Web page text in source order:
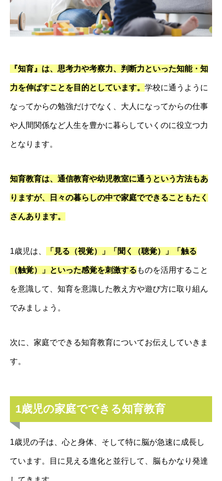
『知育』は、 思考力や考察力、判断力といった知能・知
力を伸ばすことを目的としています。 学校に通うように
なってからの勉強だけでなく、大人になってからの仕事
や人間関係など人生を豊かに暮らしていくのに役立つ力
となります。
知育教育は、通信教育や幼児教室に通うという方法もあ
りますが、日々の暮らしの中で家庭でできることもたく
さんあります。
1歳児は、 「見る（視覚）」「聞く（聴覚）」「触る
（触覚）」といった感覚を刺激する ものを活用すること
を意識して、知育を意識した教え方や遊び方に取り組ん
でみましょう。
次に、家庭でできる知育教育についてお伝えしていきま
す。
1歳児の家庭でできる知育教育
1歳児の子は、心と身体、そして特に脳が急速に成長し
ています。目に見える進化と並行して、脳もかなり発達